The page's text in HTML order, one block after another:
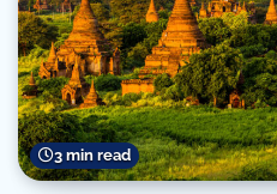
3 min read